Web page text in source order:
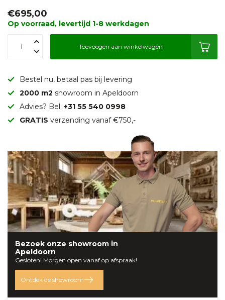
€695,00
Op voorraad, levertijd 1-8 werkdagen
Toevoegen aan winkelwagen
Bestel nu, betaal pas bij levering
2000 m2 showroom in Apeldoorn
Advies? Bel: +31 55 540 0998
GRATIS verzending vanaf €750,-
Bezoek onze showroom in
Apeldoorn
Gesloten! Morgen open vanaf op afspraak!
Ontdek de showroom